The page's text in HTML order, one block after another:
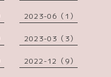
2023-06（1）
2023-03（3）
2022-12（9）